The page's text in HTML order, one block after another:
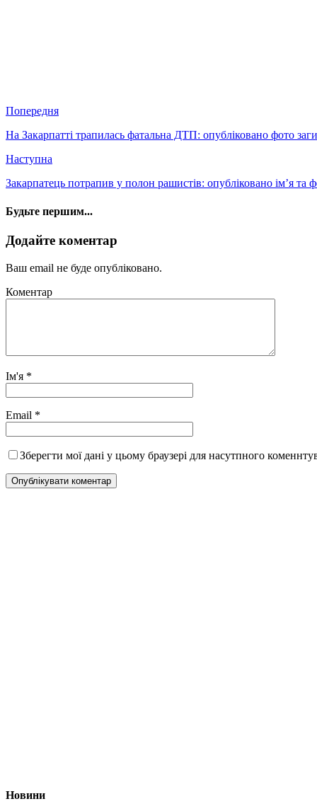
Попередня
На Закарпатті трапилась фатальна ДТП: опубліковано фото
Наступна
Закарпатець потрапив у полон рашистів: опубліковано ім’я
Будьте першим...
Додайте коментар
Ваш email не буде опубліковано.
Коментар
Ім'я *
Email *
Зберегти мої дані у цьому браузері для насутпного
Новини